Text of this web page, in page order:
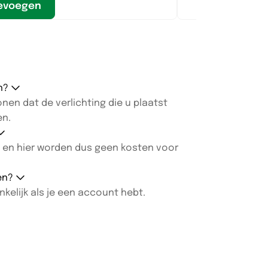
dat de verlichting die u plaatst
hier worden dus geen kosten voor
als je een account hebt.